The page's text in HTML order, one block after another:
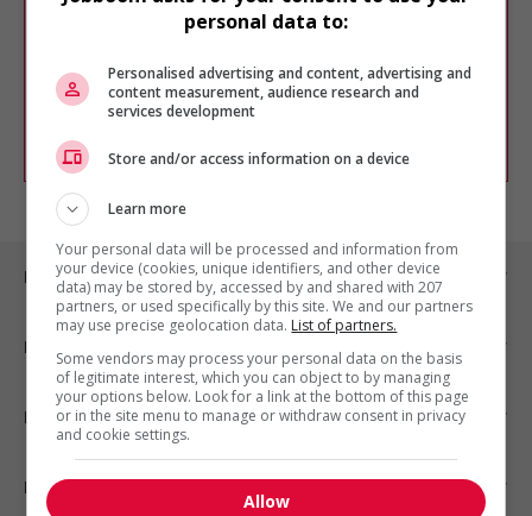
Veuillez faire une nouvelle recherche.
outils pour raffiner votre recherche, ou
chercher un poste selon votre profil
d'intérêt en emploi en vous
Emplois par ville
Emplois par secteur
Emplois par statut
Emplois par type
personal data to:
Personalised advertising and content, advertising and
content measurement, audience research and
services development
Store and/or access information on a device
Learn more
Your personal data will be processed and information from
your device (cookies, unique identifiers, and other device
data) may be stored by, accessed by and shared with 207
partners, or used specifically by this site. We and our partners
may use precise geolocation data. List of partners.
Some vendors may process your personal data on the basis
of legitimate interest, which you can object to by managing
your options below. Look for a link at the bottom of this page
or in the site menu to manage or withdraw consent in privacy
and cookie settings.
Allow